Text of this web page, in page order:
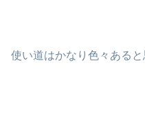
使い道はかなり色々ある